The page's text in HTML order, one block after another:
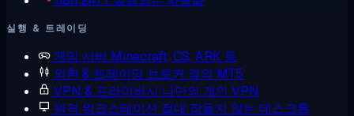
실행 & 트레이딩
게임 서버 Minecraft, CS, ARK 등
외환 & 트레이딩 브로커 옆의 MT5
VPN & 프라이버시 나만의 개인 VPN
원격 워크스테이션 절대 잠들지 않는 데스크톱